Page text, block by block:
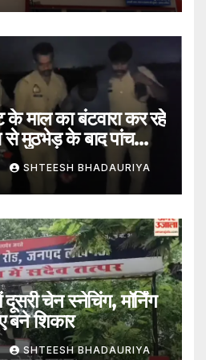
A
का बंटवारा कर रहे
मुठभेड़ के बाद पांच
आभूषण बरामद –
Were
Proceeds Of
Arrested
Encounter
SHTEESH BHADAURIYA
चेन स्नेचिंग, मॉर्निंग
बने शिकार
SHTEESH BHADAURIYA